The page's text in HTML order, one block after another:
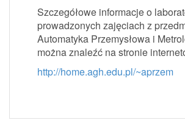
Szczegółowe informacje o
prowadzonych zajęciach z
Automatyka Przemysłowa i
można znaleźć na stronie
http://home.agh.edu.pl/~aprzem